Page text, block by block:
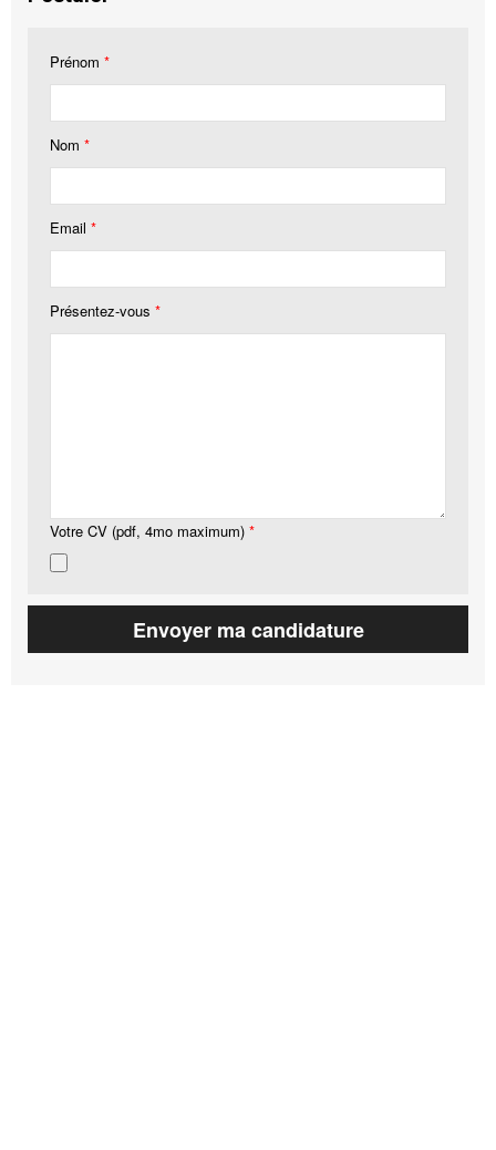
Prénom *
Nom *
Email *
Présentez-vous *
Votre CV (pdf, 4mo maximum) *